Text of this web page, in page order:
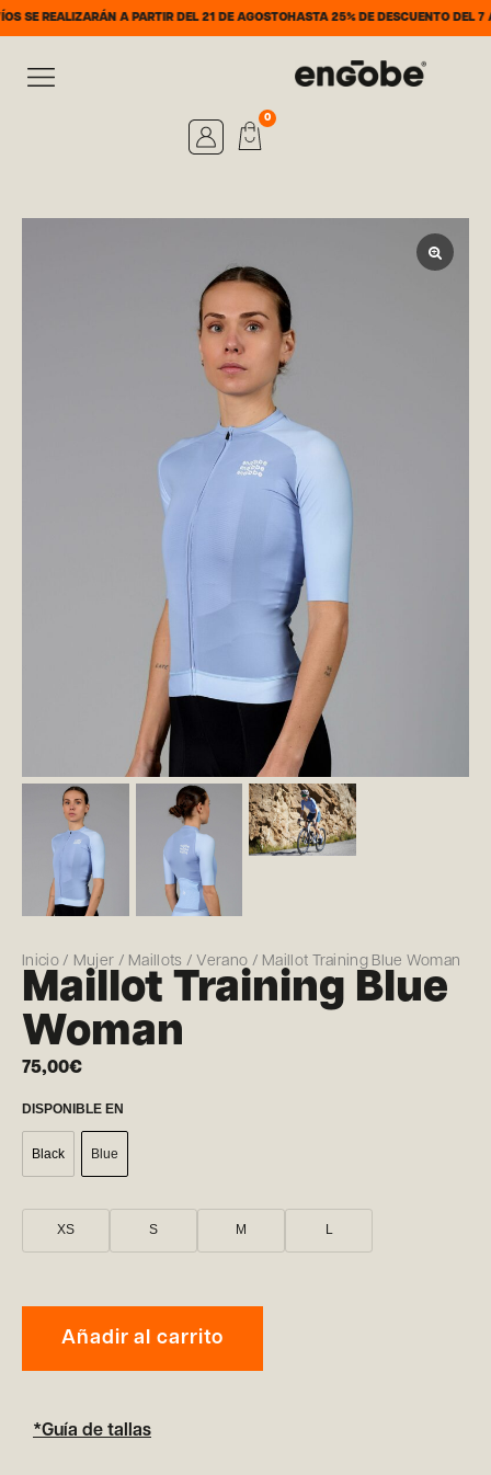
A PARTIR DEL 21 DE AGOSTOHASTA 25% DE DESCUENTO DEL 7 AL 31 DE
0
Inicio/ Mujer / Maillots / Verano / Maillot Training Blue Woman
Maillot Training Blue
Woman
75,00€
DISPONIBLE EN
Black Blue
XS S M L
Añadir al carrito
*Guía de tallas